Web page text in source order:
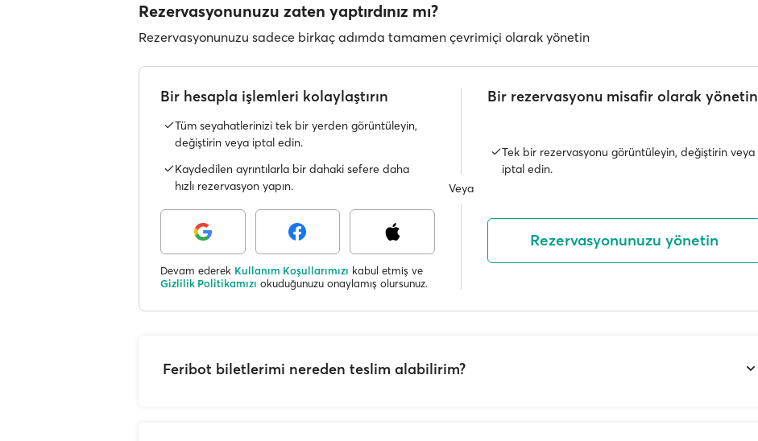
Rezervasyonunuzu zaten yaptırdınız mı?
Rezervasyonunuzu sadece birkaç adımda tamamen çevrimiçi olarak yönetin
Bir hesapla işlemleri kolaylaştırın
Tüm seyahatlerinizi tek bir yerden görüntüleyin,
değiştirin veya iptal edin.
Kaydedilen ayrıntılarla bir dahaki sefere daha
hızlı rezervasyon yapın.
Devam ederek Kullanım Koşullarımızı kabul etmiş ve
Gizlilik Politikamızı okuduğunuzu onaylamış olursunuz.
Veya
Bir rezervasyonu misafir olarak yönetin
Tek bir rezervasyonu görüntüleyin, değiştirin veya
iptal edin.
Rezervasyonunuzu yönetin
Feribot biletlerimi nereden teslim alabilirim?